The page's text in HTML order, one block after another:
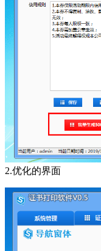
2.优化的界面